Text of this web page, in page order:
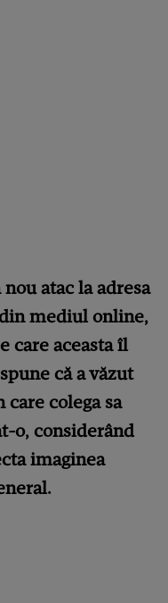
atac la adresa
mediul online,
care aceasta îl
că a văzut
colega sa
o, considerând
imaginea